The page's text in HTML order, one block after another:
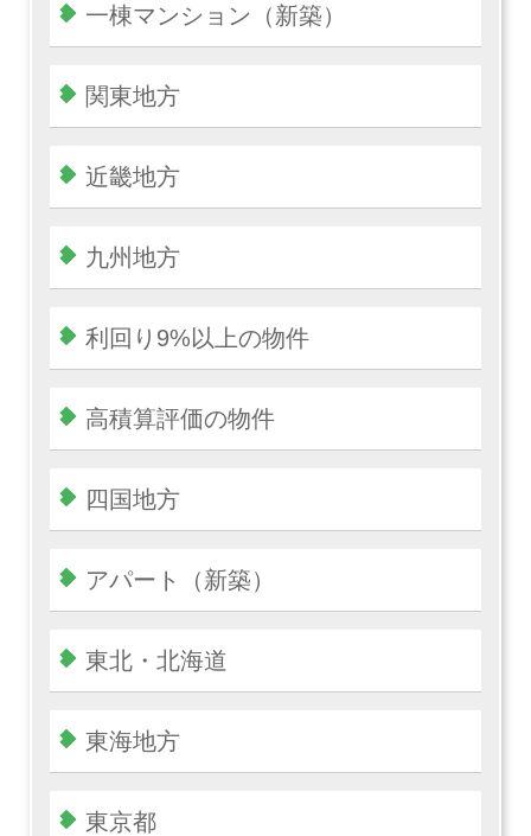
一棟マンション（新築）
関東地方
近畿地方
九州地方
利回り9%以上の物件
高積算評価の物件
四国地方
アパート（新築）
東北・北海道
東海地方
東京都